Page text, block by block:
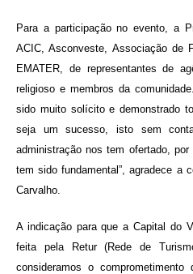
Para a participação no evento, a
ACIC, Asconveste, Associação de
EMATER, de representantes de
religioso e membros da
sido muito solícito e demonstrado
seja um sucesso, isto sem
administração nos tem ofertado,
tem sido fundamental”, agradece a
Carvalho.
A indicação para que a Capital do
feita pela Retur (Rede de
consideramos o